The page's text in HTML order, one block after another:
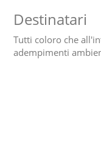
Destinatari
Tutti coloro che
adempimenti